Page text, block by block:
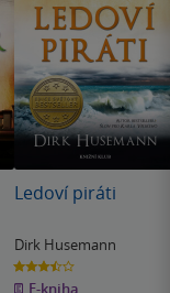
Ledoví piráti
Dirk Husemann
3.5
z
5 E-kniha